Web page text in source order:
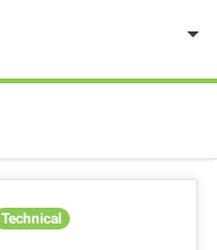
Technical